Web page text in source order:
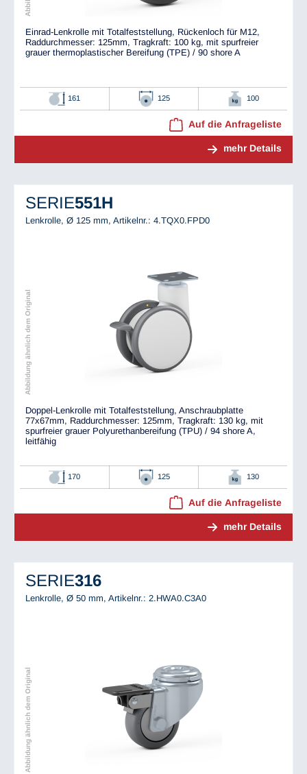
Einrad-Lenkrolle mit Totalfeststellung, Rückenloch für M12,
Raddurchmesser: 125mm, Tragkraft: 100 kg, mit spurfreier
grauer thermoplastischer Bereifung (TPE) / 90 shore A
161 125 100
Auf die Anfrageliste
mehr Details
SERIE551H
Lenkrolle, Ø 125 mm, Artikelnr.: 4.TQX0.FPD0
Abbildung ähnlich dem Original
Doppel-Lenkrolle mit Totalfeststellung, Anschraubplatte
77x67mm, Raddurchmesser: 125mm, Tragkraft: 130 kg, mit
spurfreier grauer Polyurethanbereifung (TPU) / 94 shore A,
leitfähig
170 125 130
Auf die Anfrageliste
mehr Details
SERIE316
Lenkrolle, Ø 50 mm, Artikelnr.: 2.HWA0.C3A0
Abbildung ähnlich dem Original